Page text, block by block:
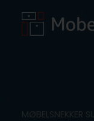
MØBELSNEKKER